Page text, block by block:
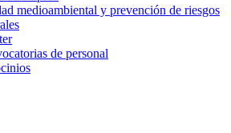
medioambiental y prevención de riesgos
de personal